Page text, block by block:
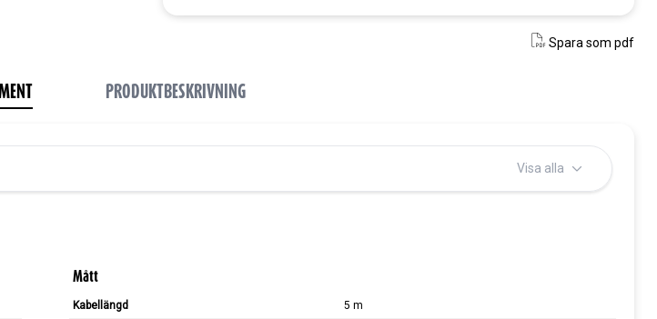
Spara som pdf
PRODUKTBESKRIVNING
Visa alla
Mått
Kabellängd
5 m